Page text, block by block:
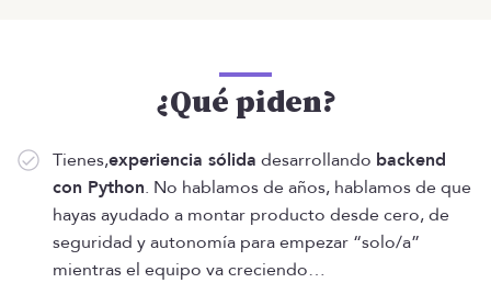
¿Qué piden?
Tienes,experiencia sólida desarrollando backend
con Python. No hablamos de años, hablamos de que
hayas ayudado a montar producto desde cero, de
seguridad y autonomía para empezar “solo/a”
mientras el equipo va creciendo…